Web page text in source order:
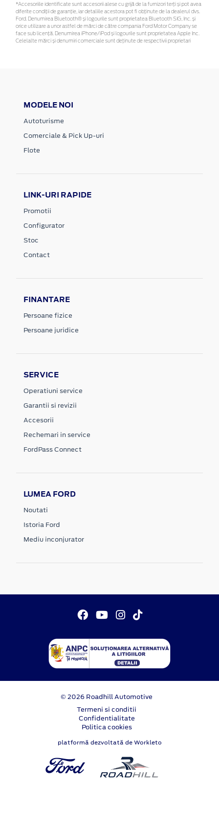
*Accesoriile identificate sunt accesorii alese cu grijă de la furnizori terți și pot avea
diferite condiții de garanție, iar detaliile acestora pot fi obținute de la dealerul dvs.
Ford. Denumirea Bluetooth® și logourile sunt proprietatea Bluetooth SIG, Inc. și
orice utilizare a unor astfel de mărci de către compania Ford Motor Company se
face sub licență. Denumirea iPhone/iPod și logourile sunt proprietatea Apple Inc.
Celelalte mărci și denumiri comerciale sunt deținute de respectivii proprietari
MODELE NOI
Autoturisme
Comerciale & Pick Up-uri
Flote
LINK-URI RAPIDE
Promotii
Configurator
Stoc
Contact
FINANTARE
Persoane fizice
Persoane juridice
SERVICE
Operatiuni service
Garantii si revizii
Accesorii
Rechemari in service
FordPass Connect
LUMEA FORD
Noutati
Istoria Ford
Mediu inconjurator
© 2026 Roadhill Automotive
Termeni si conditii
Confidentialitate
Politica cookies
platformă dezvoltată de Workleto